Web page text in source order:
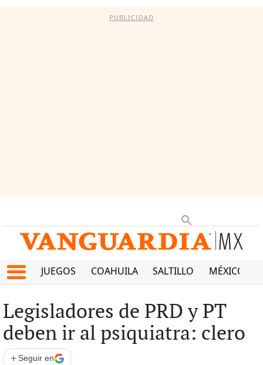
PUBLICIDAD
JUEGOS COAHUILA SALTILLO MÉXICO
Legisladores de PRD y PT
deben ir al psiquiatra: clero
+ Seguir en